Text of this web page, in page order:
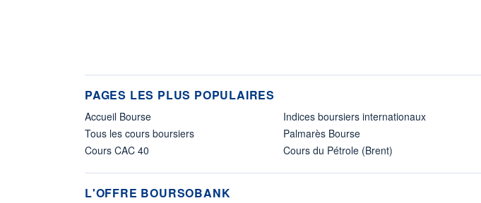
PAGES LES PLUS POPULAIRES
Accueil Bourse
Tous les cours boursiers
Cours CAC 40
Indices boursiers internationaux
Palmarès Bourse
Cours du Pétrole (Brent)
L'OFFRE BOURSOBANK